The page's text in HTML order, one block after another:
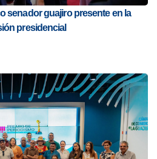
senador guajiro presente en la
presidencial